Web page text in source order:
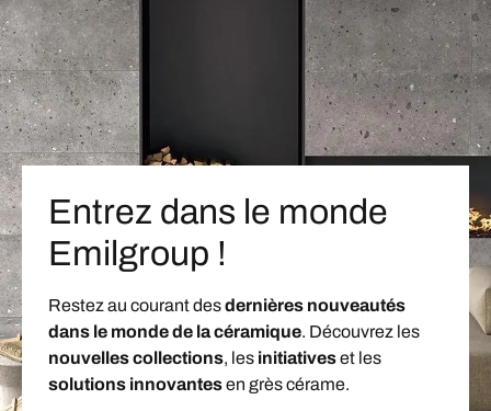
Entrez dans le monde
Emilgroup !
Restez au courant desdernières nouveautés
dans le monde de la céramique. Découvrez les
nouvelles collections, les initiativeset les
solutions innovantesen grès cérame.